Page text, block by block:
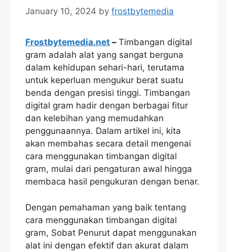
January 10, 2024 by frostbytemedia
Frostbytemedia.net – Timbangan digital
gram adalah alat yang sangat berguna
dalam kehidupan sehari-hari, terutama
untuk keperluan mengukur berat suatu
benda dengan presisi tinggi. Timbangan
digital gram hadir dengan berbagai fitur
dan kelebihan yang memudahkan
penggunaannya. Dalam artikel ini, kita
akan membahas secara detail mengenai
cara menggunakan timbangan digital
gram, mulai dari pengaturan awal hingga
membaca hasil pengukuran dengan benar.
Dengan pemahaman yang baik tentang
cara menggunakan timbangan digital
gram, Sobat Penurut dapat menggunakan
alat ini dengan efektif dan akurat dalam